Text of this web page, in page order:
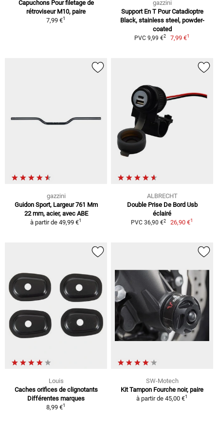
Capuchons Pour filetage de
rétroviseur M10, paire
7,99 €1
gazzini
Support En T Pour Catadioptre
Black, stainless steel, powder-
coated
PVC 9,99 €2 7,99 €1
gazzini
Guidon Sport, Largeur 761 Mm
22 mm, acier, avec ABE
à partir de 49,99 €1
ALBRECHT
Double Prise De Bord Usb
éclairé
PVC 36,90 €2 26,90 €1
Louis
Caches orifices de clignotants
Différentes marques
8,99 €1
SW-Motech
Kit Tampon Fourche noir, paire
à partir de 45,00 €1